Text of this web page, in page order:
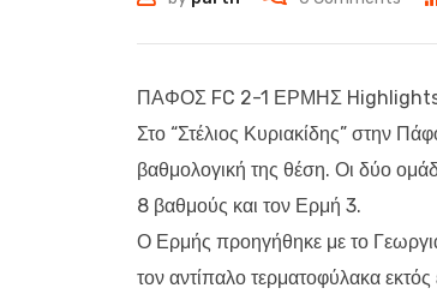
ΠΑΦΟΣ FC 2-1 ΕΡΜΗΣ
Στο “Στέλιος Κυριακίδης” στην
βαθμολογική της θέση. Οι δύο
8 βαθμούς και τον Ερμή 3.
Ο Ερμής προηγήθηκε με το
τον αντίπαλο τερματοφύλακα